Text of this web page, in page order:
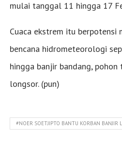
mulai tanggal 11 hingga 17
Cuaca ekstrem itu berpotensi
bencana hidrometeorologi
hingga banjir bandang,
longsor. (pun)
#NOER SOETJIPTO BANTU KORBAN BANJIR